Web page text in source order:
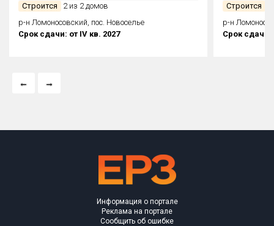
Строится
2 из 2 домов
р-н Ломоносовский, пос. Новоселье
Срок сдачи: от IV кв. 2027
Строится
р-н
Срок сдачи:
Информация о портале
Реклама на портале
Сообщить об ошибке